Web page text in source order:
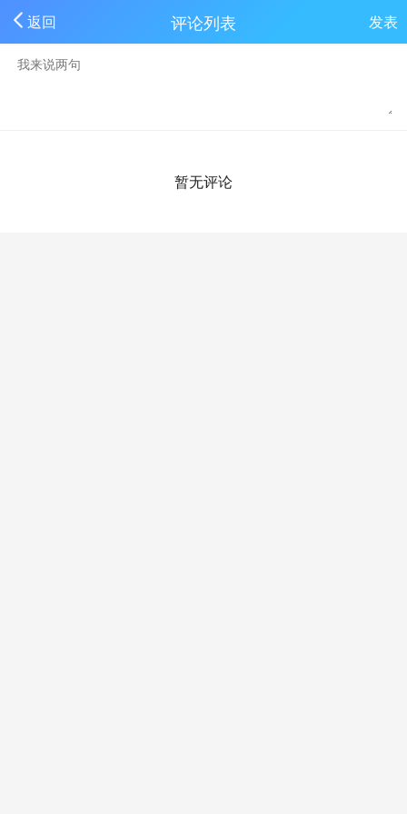
返回 评论列表 发表
暂无评论